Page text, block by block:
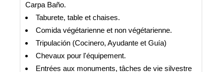
Carpa Baño.
Taburete, table et chaises.
Comida végétarienne et non végétarienne.
Tripulación (Cocinero, Ayudante et Guía)
Chevaux pour l'équipement.
Entrées aux monuments, tâches de vie silvestre